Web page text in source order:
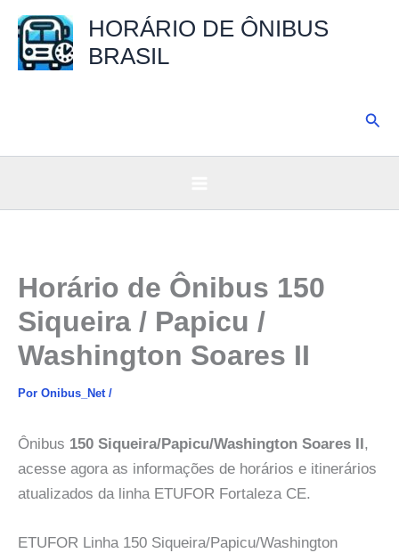
para
HORÁRIO DE ÔNIBUS
BRASIL
Horário de Ônibus 150
Siqueira / Papicu /
Washington Soares II
Por Onibus_Net /
Ônibus 150 Siqueira/Papicu/Washington Soares II,
acesse agora as informações de horários e itinerários
atualizados da linha ETUFOR Fortaleza CE.
ETUFOR Linha 150 Siqueira/Papicu/Washington